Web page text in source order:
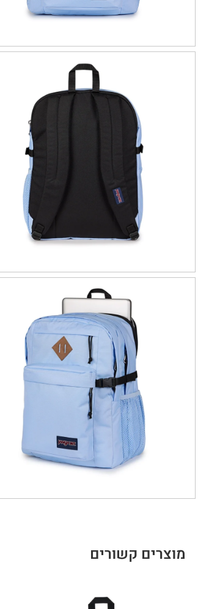
מוצרים קשורים